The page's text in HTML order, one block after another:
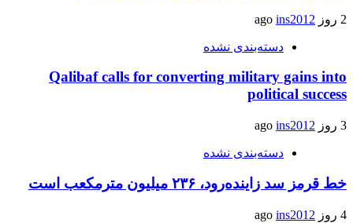
2 روز ago ins2012
دسته‌بندی نشده
Qalibaf calls for converting military gains into
political success
3 روز ago ins2012
دسته‌بندی نشده
خط قرمز سد زاینده‌رود، ۲۳۶ میلیون مترمکعب است
4 روز ago ins2012